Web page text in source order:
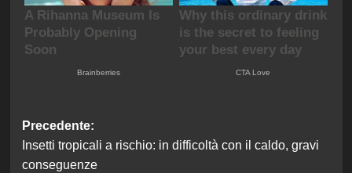
Navigazione
articolo
Precedente:
Insetti tropicali a rischio: in difficoltà con il caldo, gravi
conseguenze